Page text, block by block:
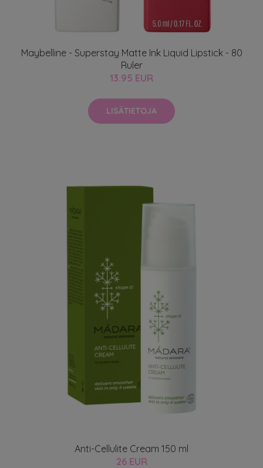
Maybelline - Superstay Matte Ink Liquid Lipstick - 80
Ruler
13.95 EUR
LISÄTIETOJA
Anti-Cellulite Cream 150 ml
26 EUR